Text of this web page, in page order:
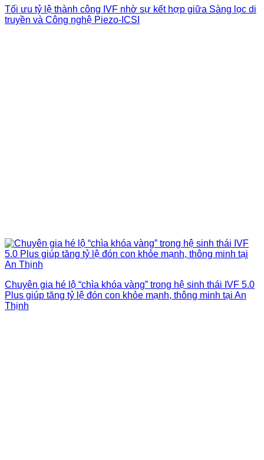
Tối ưu tỷ lệ thành công IVF nhờ sự kết hợp giữa Sàng lọc di
truyền và Công nghệ Piezo-ICSI
Chuyên gia hé lộ “chìa khóa vàng” trong hệ sinh thái IVF 5.0
Plus giúp tăng tỷ lệ đón con khỏe mạnh, thông minh tại An
Thịnh